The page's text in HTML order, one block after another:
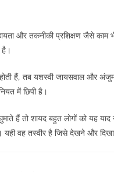
और तकनीकी प्रशिक्षण जैसे
है।
हैं, तब यशस्वी जायसवाल और
में छिपी है।
हैं तो शायद बहुत लोगों को यह
यही वह तस्वीर है जिसे देखने और